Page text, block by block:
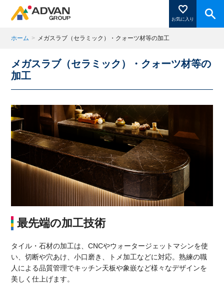
お気に入り
商品ページにある「お気に入り登録」を押すと登録した
商品がここに表示されます。
閉じる
ホーム > メガスラブ（セラミック）・クォーツ材等の加工
メガスラブ（セラミック）・クォーツ材等の
加工
最先端の加工技術
タイル・石材の加工は、CNCやウォータージェットマシンを使
い、切断や穴あけ、小口磨き、トメ加工などに対応。熟練の職
人による品質管理でキッチン天板や象嵌など様々なデザインを
美しく仕上げます。